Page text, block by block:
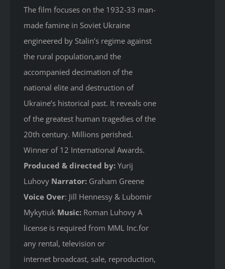
The film focuses on the 1932-33 man-
made famine in Soviet Ukraine
engineered by Stalin’s regime against
the rural population,and the
accompanied decimation of the
national elite and destruction of
Ukraine’s historical past. It reveals one
of the greatest human tragedies of the
20th century. Millions perished.
Winner of 12 International Awards.
Produced & directed by: Yurij
Luhovy Narrator: Graham Greene
Voice Over: Jill Hennessy & Lubomir
Mykytiuk Music: Roman Luhovy A
license is required from MML Inc.for
any rental, television or
internet broadcast, sale, reproduction,